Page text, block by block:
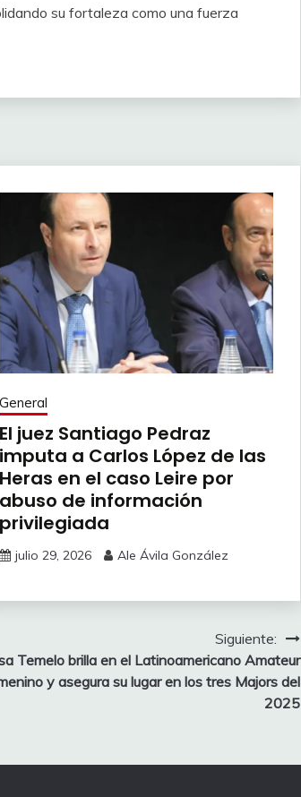
su fortaleza como una fuerza
General
El juez Santiago Pedraz
imputa a Carlos López de las
Heras en el caso Leire por
abuso de información
privilegiada
julio 29, 2026 Ale Ávila González
Siguiente:
Temelo brilla en el Latinoamericano Amateur
y asegura su lugar en los tres Majors del
2025